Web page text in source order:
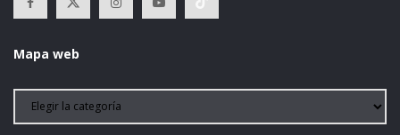
Mapa web